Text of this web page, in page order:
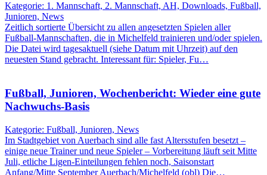
Kategorie: 1. Mannschaft, 2. Mannschaft, AH, Downloads, Fußball,
Junioren, News
Zeitlich sortierte Übersicht zu allen angesetzten Spielen aller
Fußball-Mannschaften, die in Michelfeld trainieren und/oder spielen.
Die Datei wird tagesaktuell (siehe Datum mit Uhrzeit) auf den
neuesten Stand gebracht. Interessant für: Spieler, Fu…
Fußball, Junioren, Wochenbericht: Wieder eine gute
Nachwuchs-Basis
Kategorie: Fußball, Junioren, News
Im Stadtgebiet von Auerbach sind alle fast Altersstufen besetzt –
einige neue Trainer und neue Spieler – Vorbereitung läuft seit Mitte
Juli, etliche Ligen-Einteilungen fehlen noch, Saisonstart
Anfang/Mitte September Auerbach/Michelfeld (obl) Die…